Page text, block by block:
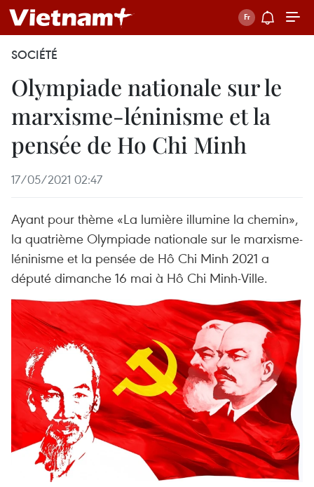
SOCIÉTÉ
Olympiade nationale sur le
marxisme-léninisme et la
pensée de Ho Chi Minh
17/05/2021 02:47
Ayant pour thème «La lumière illumine la chemin»,
la quatrième Olympiade nationale sur le marxisme-
léninisme et la pensée de Hô Chi Minh 2021 a
député dimanche 16 mai à Hô Chi Minh-Ville.